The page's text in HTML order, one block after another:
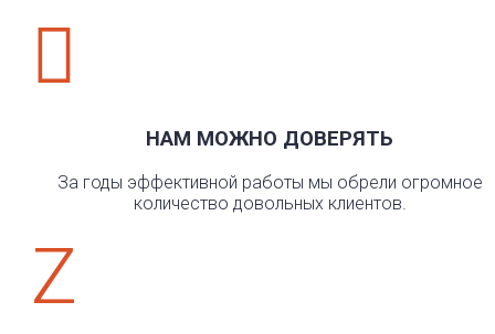

НАМ МОЖНО ДОВЕРЯТЬ
За годы эффективной работы мы обрели огромное
количество довольных клиентов.
Z